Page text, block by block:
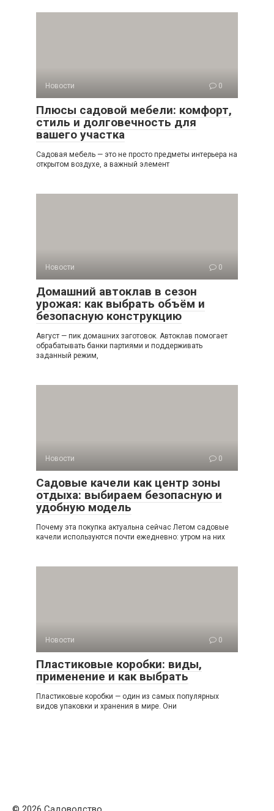
Новости 0
Плюсы садовой мебели: комфорт,
стиль и долговечность для
вашего участка
Садовая мебель — это не просто предметы интерьера на
открытом воздухе, а важный элемент
Новости 0
Домашний автоклав в сезон
урожая: как выбрать объём и
безопасную конструкцию
Август — пик домашних заготовок. Автоклав помогает
обрабатывать банки партиями и поддерживать
заданный режим,
Новости 0
Садовые качели как центр зоны
отдыха: выбираем безопасную и
удобную модель
Почему эта покупка актуальна сейчас Летом садовые
качели используются почти ежедневно: утром на них
Новости 0
Пластиковые коробки: виды,
применение и как выбрать
Пластиковые коробки — один из самых популярных
видов упаковки и хранения в мире. Они